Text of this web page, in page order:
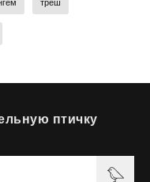
треш
птичку